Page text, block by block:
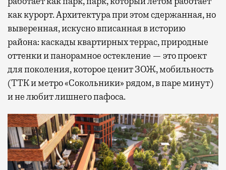
как курорт. Архитектура при этом сдержанная, но
выверенная, искусно вписанная в историю
района: каскады квартирных террас, природные
оттенки и панорамное остекление — это проект
для поколения, которое ценит ЗОЖ, мобильность
(ТТК и метро «Сокольники» рядом, в паре минут)
и не любит лишнего пафоса.